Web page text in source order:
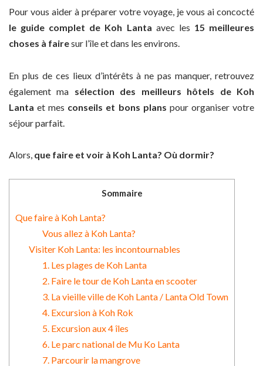
Pour vous aider à préparer votre voyage, je vous ai concocté
le guide complet de Koh Lanta avec les 15 meilleures
choses à fairesur l’île et dans les environs.
En plus de ces lieux d’intérêts à ne pas manquer, retrouvez
également ma sélection des meilleurs hôtels de Koh
Lanta et mes conseils et bons plans pour organiser votre
séjour parfait.
Alors, que faire et voir à Koh Lanta? Où dormir?
Sommaire
Que faire à Koh Lanta?
Vous allez à Koh Lanta?
Visiter Koh Lanta: les incontournables
1. Les plages de Koh Lanta
2. Faire le tour de Koh Lanta en scooter
3. La vieille ville de Koh Lanta / Lanta Old Town
4. Excursion à Koh Rok
5. Excursion aux 4 îles
6. Le parc national de Mu Ko Lanta
7. Parcourir la mangrove